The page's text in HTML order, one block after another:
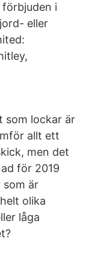
i
eller
som lockar är
allt ett
men det
för 2019
som är
olika
låga